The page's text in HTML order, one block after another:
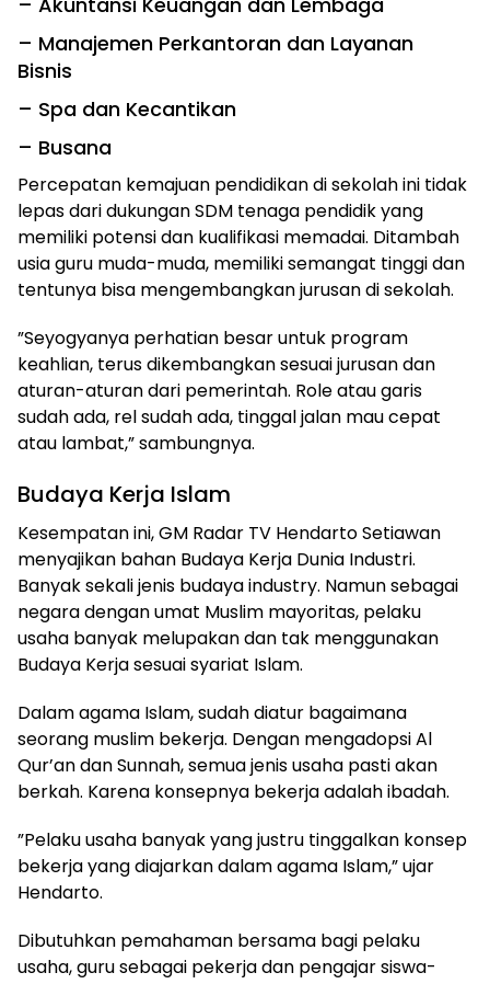
– Manajemen Perkantoran dan Layanan
Bisnis
– Spa dan Kecantikan
– Busana
Percepatan kemajuan pendidikan di sekolah ini tidak
lepas dari dukungan SDM tenaga pendidik yang
memiliki potensi dan kualifikasi memadai. Ditambah
usia guru muda-muda, memiliki semangat tinggi dan
tentunya bisa mengembangkan jurusan di sekolah.
”Seyogyanya perhatian besar untuk program
keahlian, terus dikembangkan sesuai jurusan dan
aturan-aturan dari pemerintah. Role atau garis
sudah ada, rel sudah ada, tinggal jalan mau cepat
atau lambat,” sambungnya.
Budaya Kerja Islam
Kesempatan ini, GM Radar TV Hendarto Setiawan
menyajikan bahan Budaya Kerja Dunia Industri.
Banyak sekali jenis budaya industry. Namun sebagai
negara dengan umat Muslim mayoritas, pelaku
usaha banyak melupakan dan tak menggunakan
Budaya Kerja sesuai syariat Islam.
Dalam agama Islam, sudah diatur bagaimana
seorang muslim bekerja. Dengan mengadopsi Al
Qur’an dan Sunnah, semua jenis usaha pasti akan
berkah. Karena konsepnya bekerja adalah ibadah.
”Pelaku usaha banyak yang justru tinggalkan konsep
bekerja yang diajarkan dalam agama Islam,” ujar
Hendarto.
Dibutuhkan pemahaman bersama bagi pelaku
usaha, guru sebagai pekerja dan pengajar siswa-